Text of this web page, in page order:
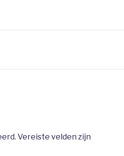
Vereiste velden zijn